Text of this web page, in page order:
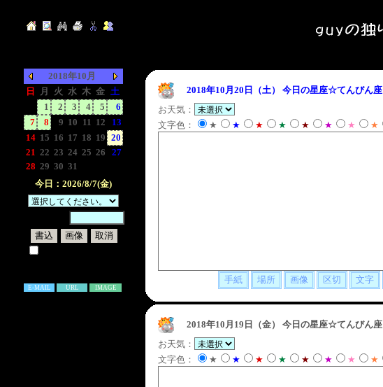
2018年10月
日
月 火 水 木 金 土
1 2 3 4 5
6
7
8 9 10 11 12
13
14 15 16 17 18 19 20
21 22 23 24 25 26
27
28 29 30 31
今日：2026/8/7(金)
E-MAIL URL IMAGE
2018年10月20日（土）
今日の星座☆てんびん座
お天気：
文字色：
★ ★ ★ ★ ★ ★ ★ ★
2018年10月19日（金）
今日の星座☆てんびん座
お天気：
文字色：
★ ★ ★ ★ ★ ★ ★ ★